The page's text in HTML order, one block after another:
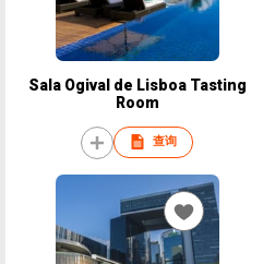
Sala Ogival de Lisboa Tasting
Room
查询